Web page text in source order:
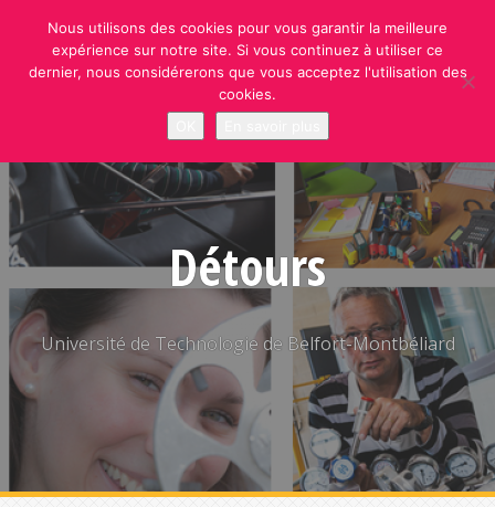
content
Détours
Université de Technologie de Belfort-Montbéliard
Nous utilisons des cookies pour vous garantir la meilleure
expérience sur notre site. Si vous continuez à utiliser ce
dernier, nous considérerons que vous acceptez l'utilisation des
cookies.